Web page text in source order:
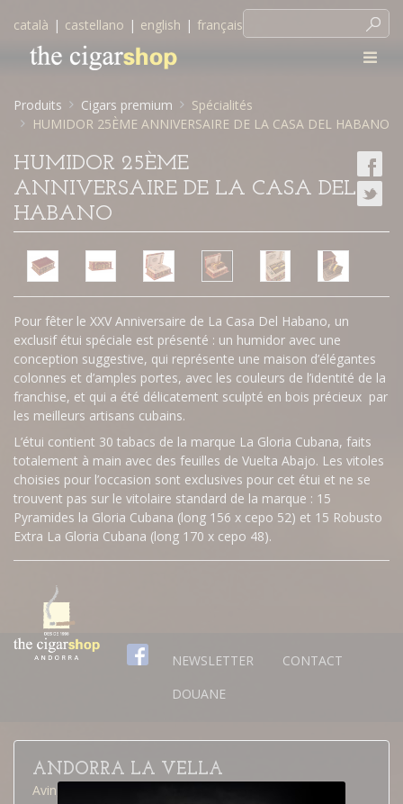
català | castellano | english | français
Produits Cigars premium
Spécialités
HUMIDOR 25ÈME ANNIVERSAIRE DE LA CASA DEL HABANO
HUMIDOR 25ÈME
ANNIVERSAIRE DE LA CASA DEL
HABANO
Pour fêter le XXV Anniversaire de La Casa Del Habano, un
exclusif étui spéciale est présenté : un humidor avec une
conception suggestive, qui représente une maison d’élégantes
colonnes et d’amples portes, avec les couleurs de l’identité de la
franchise, et qui a été délicatement sculpté en bois précieux par
les meilleurs artisans cubains.
L’étui contient 30 tabacs de la marque La Gloria Cubana, faits
totalement à main avec des feuilles de Vuelta Abajo. Les vitoles
choisies pour l’occasion sont exclusives pour cet étui et ne se
trouvent pas sur le vitolaire standard de la marque : 15
Pyramides la Gloria Cubana (long 156 x cepo 52) et 15 Robusto
Extra La Gloria Cubana (long 170 x cepo 48).
NEWSLETTER
CONTACT
DOUANE
ANDORRA LA VELLA
Avinguda Meritxell, 40